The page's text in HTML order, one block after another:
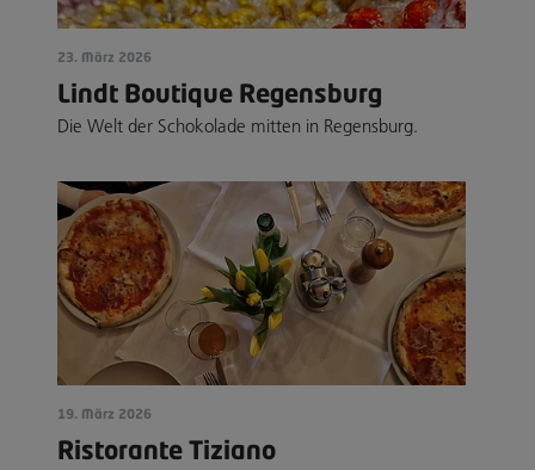
23. März 2026
Lindt Boutique Regensburg
Die Welt der Schokolade mitten in Regensburg.
19. März 2026
Ristorante Tiziano